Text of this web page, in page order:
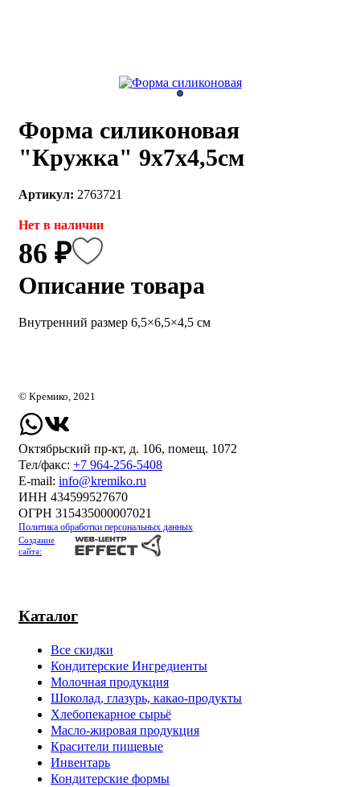
256-54-
Форма силиконовая
"Кружка" 9х7х4,5см
Артикул: 2763721
Нет в наличии
86 ₽
Описание товара
Внутренний размер 6,5×6,5×4,5 см
Каталог
Все скидки
Кондитерские Ингредиенты
Молочная продукция
Шоколад, глазурь, какао-продукты
Хлебопекарное сырьё
Масло-жировая продукция
Красители пищевые
Инвентарь
Кондитерские формы
© Кремико, 2021
Октябрьский пр-кт, д. 106, помещ. 1072
Тел/факс: +7 964-256-5408
Е-mail: info@kremiko.ru
ИНН 434599527670
ОГРН 315435000007021
Политика обработки персональных данных
Создание
сайта: